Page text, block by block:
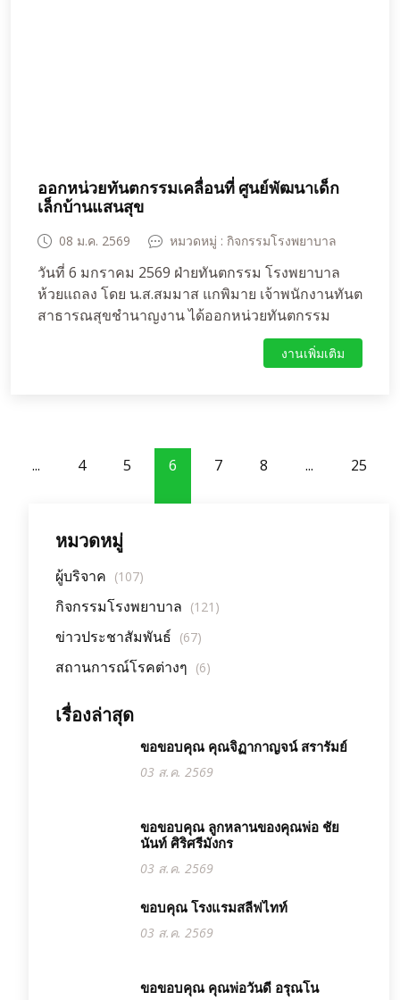
ออกหน่วยทันตกรรมเคลื่อนที่ ศูนย์พัฒนาเด็ก
เล็กบ้านแสนสุข
08 ม.ค. 2569 หมวดหมู่ : กิจกรรมโรงพยาบาล
วันที่ 6 มกราคม 2569 ฝ่ายทันตกรรม โรงพยาบาล
ห้วยแถลง โดย น.ส.สมมาส แกพิมาย เจ้าพนักงานทันต
สาธารณสุขชำนาญงาน ได้ออกหน่วยทันตกรรม
เคลื่อนที่ ศูนย์พัฒนาเด็กเล็กบ้านแสนสุข เพื่อดำเนิน
กิจกรรมส่งเสริมและป้องกันทางทันตสุขภาพ โดยมี
ช่องปากเด็กนักเรียนที่ถูกวิธี เพื่อการมีสุขภาพช่อง
ปากที่ดี
งานเพิ่มเติม
... 4 5 6 7 8 ... 25
หมวดหมู่
ผู้บริจาค (107)
กิจกรรมโรงพยาบาล (121)
ข่าวประชาสัมพันธ์ (67)
สถานการณ์โรคต่างๆ (6)
เรื่องล่าสุด
ขอขอบคุณ คุณจิฏากาญจน์ สรารัมย์
03 ส.ค. 2569
ขอขอบคุณ ลูกหลานของคุณพ่อ ชัย
นันท์ ศิริศรีมังกร
03 ส.ค. 2569
ขอบคุณ โรงแรมสลีฟไทท์
03 ส.ค. 2569
ขอขอบคุณ คุณพ่อวันดี อรุณโน